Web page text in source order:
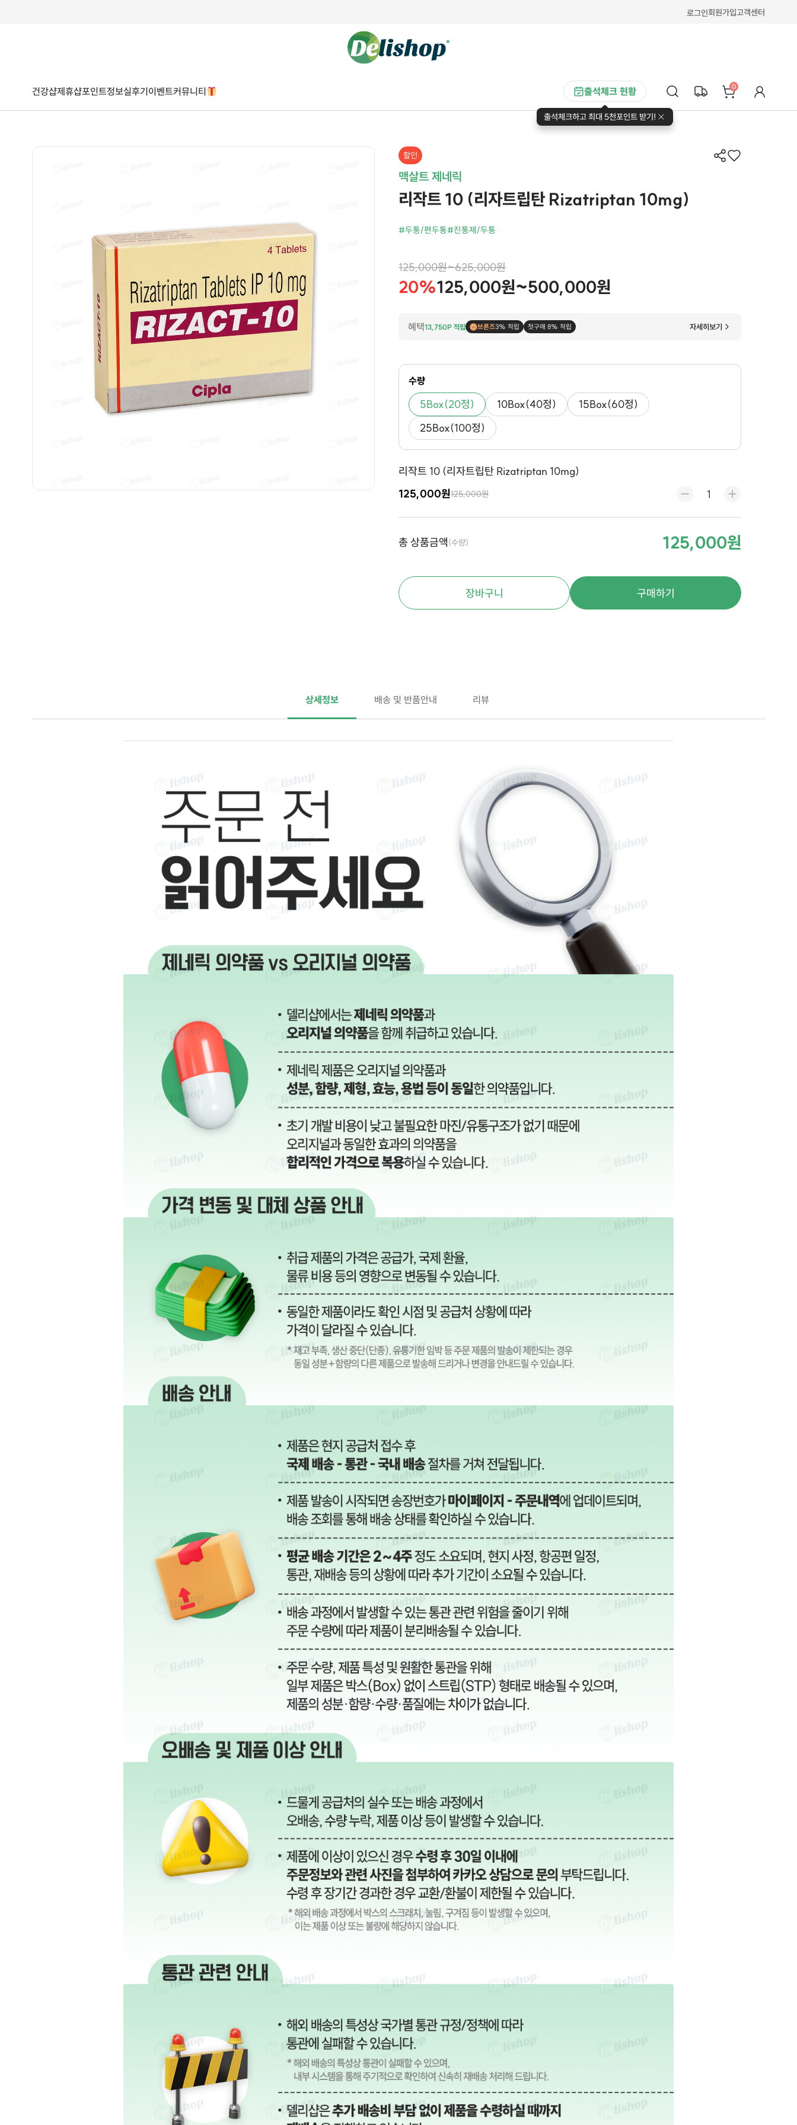
로그인회원가입고객센터
출석체크 현황
출석체크하고 최대 5천포인트 받기!
0
건강샵제휴샵포인트정보실후기이벤트커뮤니티
할인
맥살트 제네릭
리작트 10 (리자트립탄 Rizatriptan 10mg)
#두통/편두통#진통제/두통
125,000원~625,000원
20%125,000원~500,000원
혜택13,750P 적립 브론즈3% 적립 첫구매 8% 적립 자세히보기
수량
5Box(20정) 10Box(40정)
15Box(60정)
25Box(100정)
리작트 10 (리자트립탄 Rizatriptan 10mg)
125,000원125,000원
총 상품금액(수량) 125,000원
장바구니 구매하기
상세정보 배송 및 반품안내 리뷰